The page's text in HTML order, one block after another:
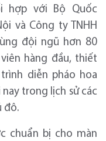
hợp với Bộ Quốc
và Công ty TNHH
đội ngũ hơn 80
hàng đầu, thiết
diễn pháo hoa
trong lịch sử các
đô.
chuẩn bị cho màn